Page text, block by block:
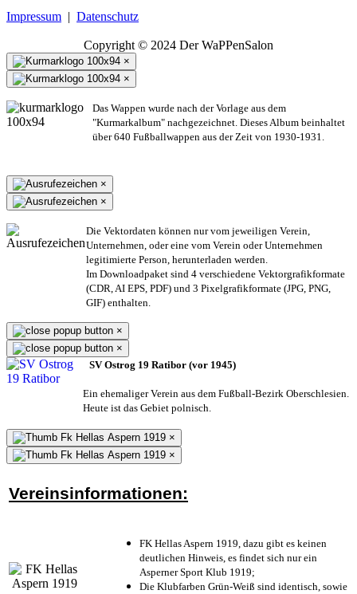
Impressum | Datenschutz
Copyright © 2024 Der WaPPenSalon
×
×
Das Wappen wurde nach der Vorlage aus dem
"Kurmarkalbum" nachgezeichnet. Dieses Album beinhaltet
über 640 Fußballwappen aus der Zeit von 1930-1931.
×
×
Die Vektordaten können nur vom jeweiligen Verein,
Unternehmen, oder eine vom Verein oder Unternehmen
legitimierte Person, herunterladen werden.
Im Downloadpaket sind 4 verschiedene Vektorgrafikformate
(CDR, AI EPS, PDF) und 3 Pixelgrafikformate (JPG, PNG,
GIF) enthalten.
×
×
SV Ostrog 19 Ratibor (vor 1945)
Ein ehemaliger Verein aus dem Fußball-Bezirk Oberschlesien.
Heute ist das Gebiet polnisch.
×
×
Vereinsinformationen:
FK Hellas Aspern 1919, dazu gibt es keinen
deutlichen Hinweis, es findet sich nur ein
Asperner Sport Klub 1919;
Die Klubfarben Grün-Weiß sind identisch, sowie